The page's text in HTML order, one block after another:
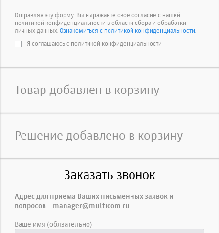
Отправляя эту форму, Вы выражаете свое согласие с нашей
политикой конфиденциальности в области сбора и обработки
личных данных. Ознакомиться с политикой конфиденциальности.
Я соглашаюсь с политикой конфиденциальности
Товар добавлен в корзину
Решение добавлено в корзину
Заказать звонок
Адрес для приема Ваших письменных заявок и
вопросов - manager@multicom.ru
Ваше имя (обязательно)